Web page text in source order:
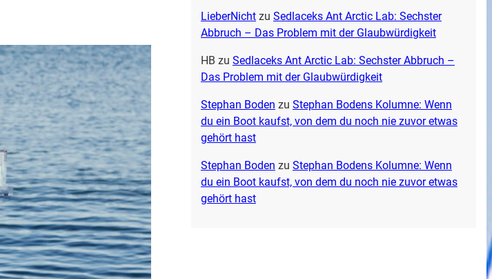
LieberNichtzu Sedlaceks Ant Arctic Lab: Sechster
Abbruch – Das Problem mit der Glaubwürdigkeit
HB zu Sedlaceks Ant Arctic Lab: Sechster Abbruch –
Das Problem mit der Glaubwürdigkeit
Stephan Boden zu Stephan Bodens Kolumne: Wenn
du ein Boot kaufst, von dem du noch nie zuvor etwas
gehört hast
Stephan Boden zu Stephan Bodens Kolumne: Wenn
du ein Boot kaufst, von dem du noch nie zuvor etwas
gehört hast